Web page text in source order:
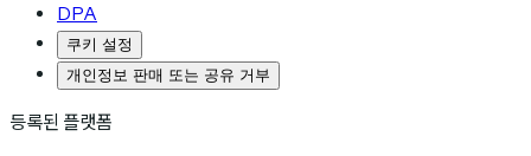
DPA
쿠키 설정
개인정보 판매 또는 공유 거부
등록된 플랫폼